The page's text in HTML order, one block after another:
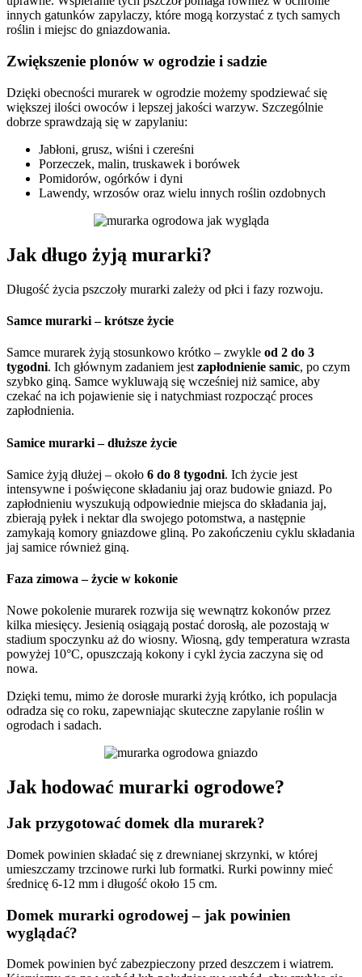
innych gatunków zapylaczy, które mogą korzystać z tych samych
roślin i miejsc do gniazdowania.
Zwiększenie plonów w ogrodzie i sadzie
Dzięki obecności murarek w ogrodzie możemy spodziewać się
większej ilości owoców i lepszej jakości warzyw. Szczególnie
dobrze sprawdzają się w zapylaniu:
Jabłoni, grusz, wiśni i czereśni
Porzeczek, malin, truskawek i borówek
Pomidorów, ogórków i dyni
Lawendy, wrzosów oraz wielu innych roślin ozdobnych
Jak długo żyją murarki?
Długość życia pszczoły murarki zależy od płci i fazy rozwoju.
Samce murarki – krótsze życie
Samce murarek żyją stosunkowo krótko – zwykle od 2 do 3
tygodni. Ich głównym zadaniem jest zapłodnienie samic, po czym
szybko giną. Samce wykluwają się wcześniej niż samice, aby
czekać na ich pojawienie się i natychmiast rozpocząć proces
zapłodnienia.
Samice murarki – dłuższe życie
Samice żyją dłużej – około 6 do 8 tygodni. Ich życie jest
intensywne i poświęcone składaniu jaj oraz budowie gniazd. Po
zapłodnieniu wyszukują odpowiednie miejsca do składania jaj,
zbierają pyłek i nektar dla swojego potomstwa, a następnie
zamykają komory gniazdowe gliną. Po zakończeniu cyklu składania
jaj samice również giną.
Faza zimowa – życie w kokonie
Nowe pokolenie murarek rozwija się wewnątrz kokonów przez
kilka miesięcy. Jesienią osiągają postać dorosłą, ale pozostają w
stadium spoczynku aż do wiosny. Wiosną, gdy temperatura wzrasta
powyżej 10°C, opuszczają kokony i cykl życia zaczyna się od
nowa.
Dzięki temu, mimo że dorosłe murarki żyją krótko, ich populacja
odradza się co roku, zapewniając skuteczne zapylanie roślin w
ogrodach i sadach.
Jak hodować murarki ogrodowe?
Jak przygotować domek dla murarek?
Domek powinien składać się z drewnianej skrzynki, w której
umieszczamy trzcinowe rurki lub formatki. Rurki powinny mieć
średnicę 6-12 mm i długość około 15 cm.
Domek murarki ogrodowej – jak powinien
wyglądać?
Domek powinien być zabezpieczony przed deszczem i wiatrem.